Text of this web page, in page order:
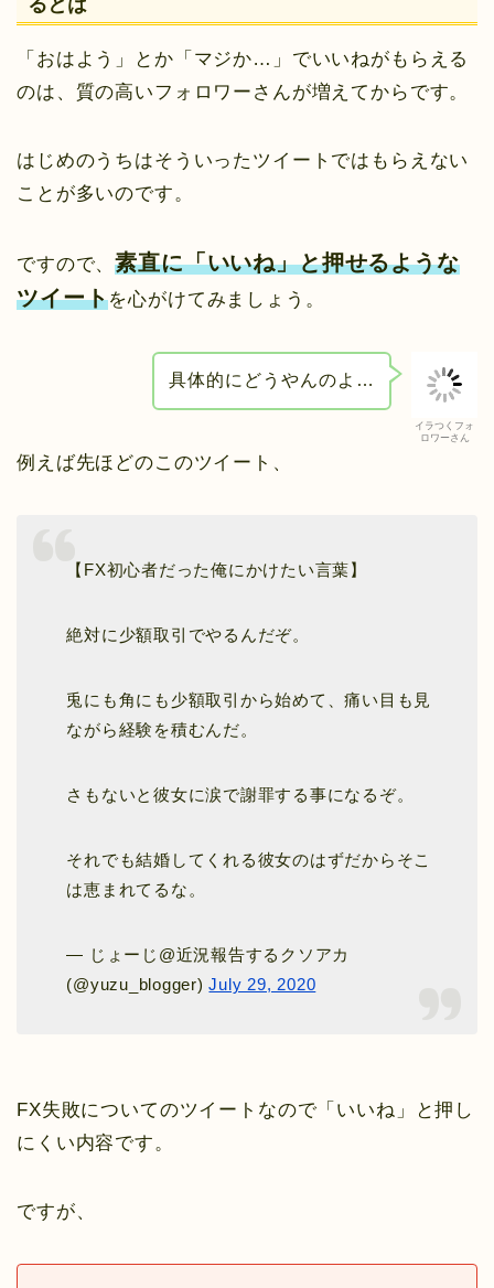
「おはよう」とか「マジか…」でいいねがもらえる
のは、質の高いフォロワーさんが増えてからです。
はじめのうちはそういったツイートではもらえない
ことが多いのです。
ですので、素直に「いいね」と押せるような
ツイートを心がけてみましょう。
イラつくフォ
ロワーさん
具体的にどうやんのよ…
例えば先ほどのこのツイート、
【FX初心者だった俺にかけたい言葉】
絶対に少額取引でやるんだぞ。
兎にも角にも少額取引から始めて、痛い目も見
ながら経験を積むんだ。
さもないと彼女に涙で謝罪する事になるぞ。
それでも結婚してくれる彼女のはずだからそこ
は恵まれてるな。
— じょーじ@近況報告するクソアカ
(@yuzu_blogger)July 29, 2020
FX失敗についてのツイートなので「いいね」と押し
にくい内容です。
ですが、